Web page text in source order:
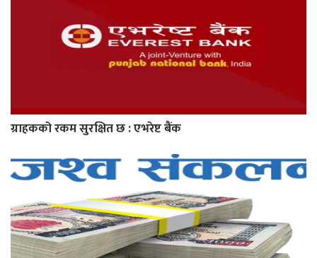
ग्राहकको रकम सुरक्षित छ : एभरेष्ट बैंक